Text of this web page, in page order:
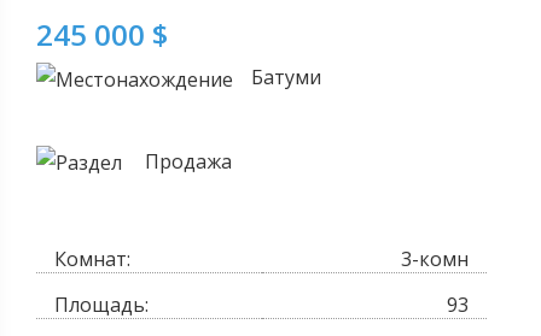
245 000 $
Батуми
Продажа
Комнат:
3-комн
Площадь:
93